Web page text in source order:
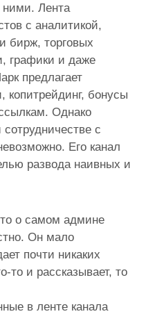
ними. Лента
с аналитикой,
бирж, торговых
графики и даже
предлагает
копитрейдинг, бонусы
Однако
сотрудничестве с
Его канал
развода наивных и
о самом админе
Он мало
почти никаких
то и рассказывает, то
в ленте канала